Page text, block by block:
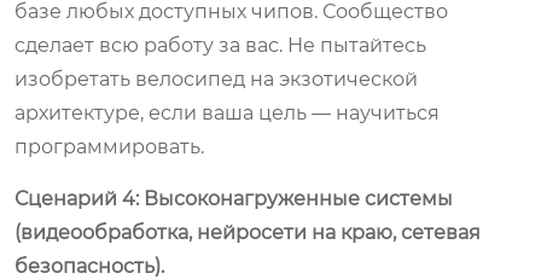
базе любых доступных чипов. Сообщество
сделает всю работу за вас. Не пытайтесь
изобретать велосипед на экзотической
архитектуре, если ваша цель — научиться
программировать.
Сценарий 4: Высоконагруженные системы
(видеообработка, нейросети на краю, сетевая
безопасность).